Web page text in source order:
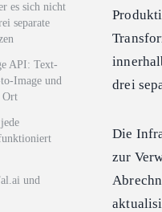
es sich nicht
separate
API: Text-
Image und
Ort
und
drei
Die
zur